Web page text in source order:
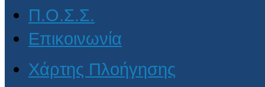
Π.Ο.Σ.Σ.
Επικοινωνία
Χάρτης Πλοήγησης